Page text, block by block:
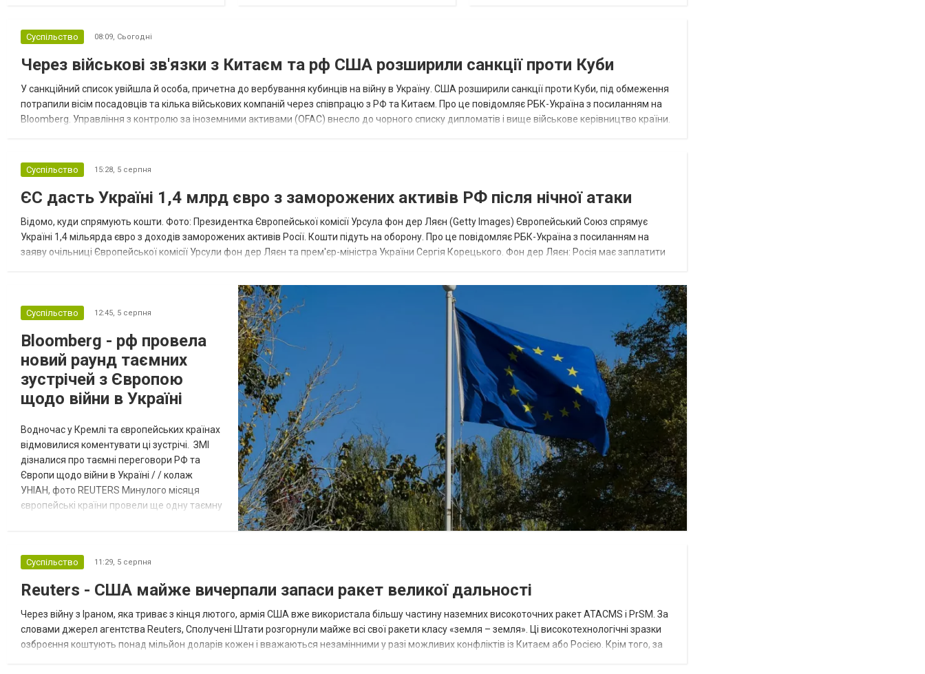
Суспільство 08:09, Сьогодні
Через військові зв'язки з Китаєм та рф США розширили санкції проти Куби
У санкційний список увійшла й особа, причетна до вербування кубинців на війну в Україну. США розширили санкції проти Куби, під обмеження
потрапили вісім посадовців та кілька військових компаній через співпрацю з РФ та Китаєм. Про це повідомляє РБК-Україна з посиланням на
Bloomberg. Управління з контролю за іноземними активами (OFAC) внесло до чорного списку дипломатів і вище військове керівництво країни.
Суспільство 15:28, 5 серпня
ЄС дасть Україні 1,4 млрд євро з заморожених активів РФ після нічної атаки
Відомо, куди спрямують кошти. Фото: Президентка Європейської комісії Урсула фон дер Ляєн (Getty Images) Європейський Союз спрямує
Україні 1,4 мільярда євро з доходів заморожених активів Росії. Кошти підуть на оборону. Про це повідомляє РБК-Україна з посиланням на
заяву очільниці Європейської комісії Урсули фон дер Ляєн та прем'єр-міністра України Сергія Корецького. Фон дер Ляєн: Росія має заплатити
Суспільство 12:45, 5 серпня
Bloomberg - рф провела
новий раунд таємних
зустрічей з Європою
щодо війни в Україні
Водночас у Кремлі та європейських країнах
відмовилися коментувати ці зустрічі. ЗМІ
дізналися про таємні переговори РФ та
Європи щодо війни в Україні / / колаж
УНІАН, фото REUTERS Минулого місяця
європейські країни провели ще одну таємну
зі сторони Європи до цих переговорів
долучилися колишні високопосадовці
Великої Британії, Франції, Німеччини та Р...
Суспільство 11:29, 5 серпня
Reuters - США майже вичерпали запаси ракет великої дальності
Через війну з Іраном, яка триває з кінця лютого, армія США вже використала більшу частину наземних високоточних ракет ATACMS і PrSM. За
словами джерел агентства Reuters, Сполучені Штати розгорнули майже всі свої ракети класу «земля – земля». Ці високотехнологічні зразки
озброєння коштують понад мільйон доларів кожен і вважаються незамінними у разі можливих конфліктів із Китаєм або Росією. Крім того, за